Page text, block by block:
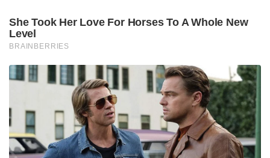
She Took Her Love For Horses To A Whole New
Level
BRAINBERRIES